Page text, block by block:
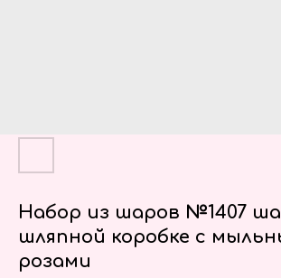
Набор из шаров №1407
шляпной коробке с
розами